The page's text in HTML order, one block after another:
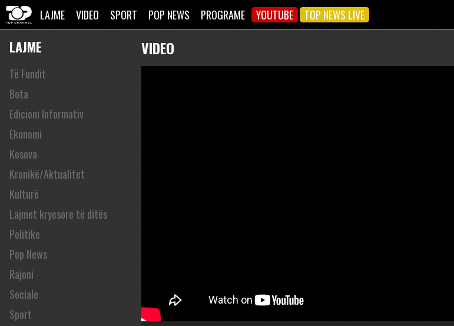
LAJME VIDEO SPORT POP NEWS PROGRAME YOUTUBE TOP NEWS LIVE
LAJME
Të Fundit
Bota
Edicioni Informativ
Ekonomi
Kosova
Kronikë/Aktualitet
Kulturë
Lajmet kryesore të ditës
Politike
Pop News
Rajoni
Sociale
Sport
VIDEO